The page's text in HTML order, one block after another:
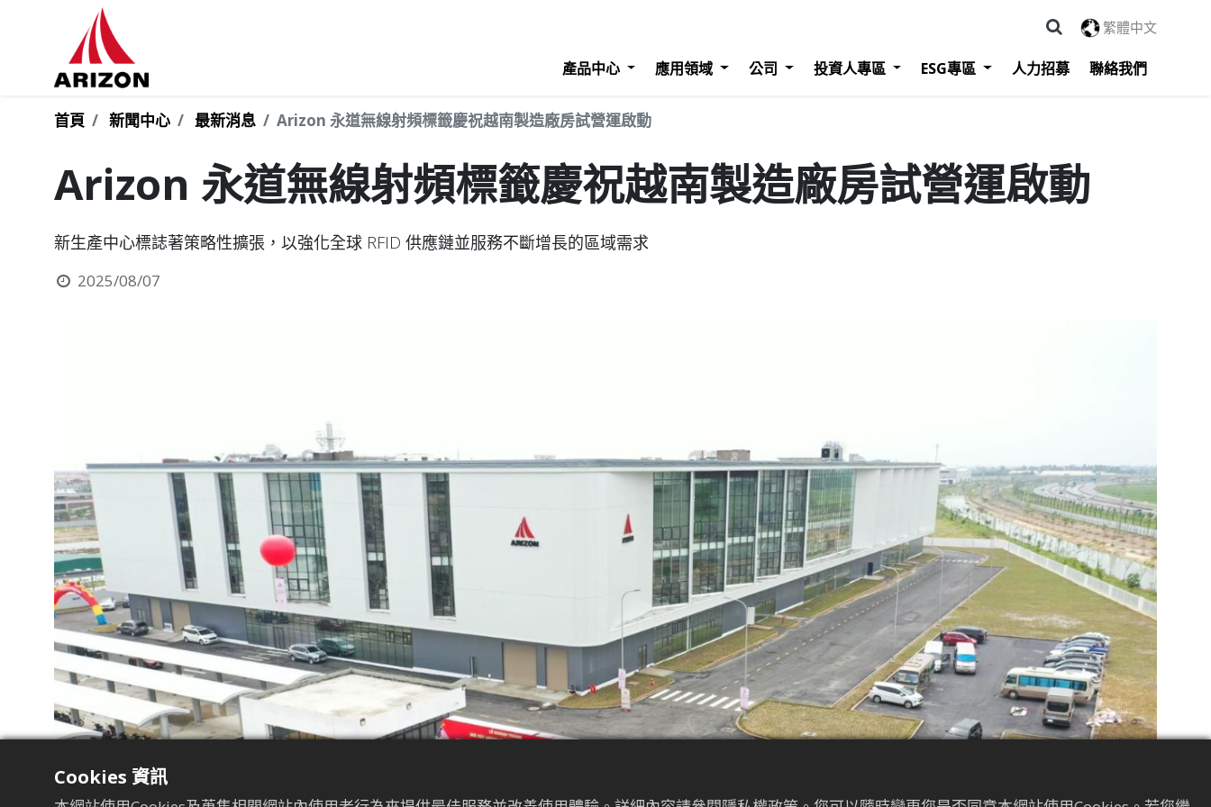
產品中心 應用領域 公司 投資人專區 ESG專區 人力招募 聯絡我們
繁體中文
首頁 新聞中心 最新消息 Arizon 永道無線射頻標籤慶祝越南製造廠房試營運啟動
Arizon 永道無線射頻標籤慶祝越南製造廠房試營運啟動
新生產中心標誌著策略性擴張，以強化全球 RFID 供應鏈並服務不斷增長的區域需求
2025/08/07
Cookies 資訊